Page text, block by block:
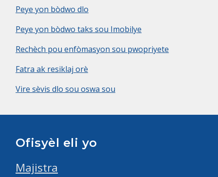
Peye yon bòdwo dlo
Peye yon bòdwo taks sou Imobilye
Rechèch pou enfòmasyon sou pwopriyete
Fatra ak resiklaj orè
Vire sèvis dlo sou oswa sou
Ofisyèl eli yo
Majistra